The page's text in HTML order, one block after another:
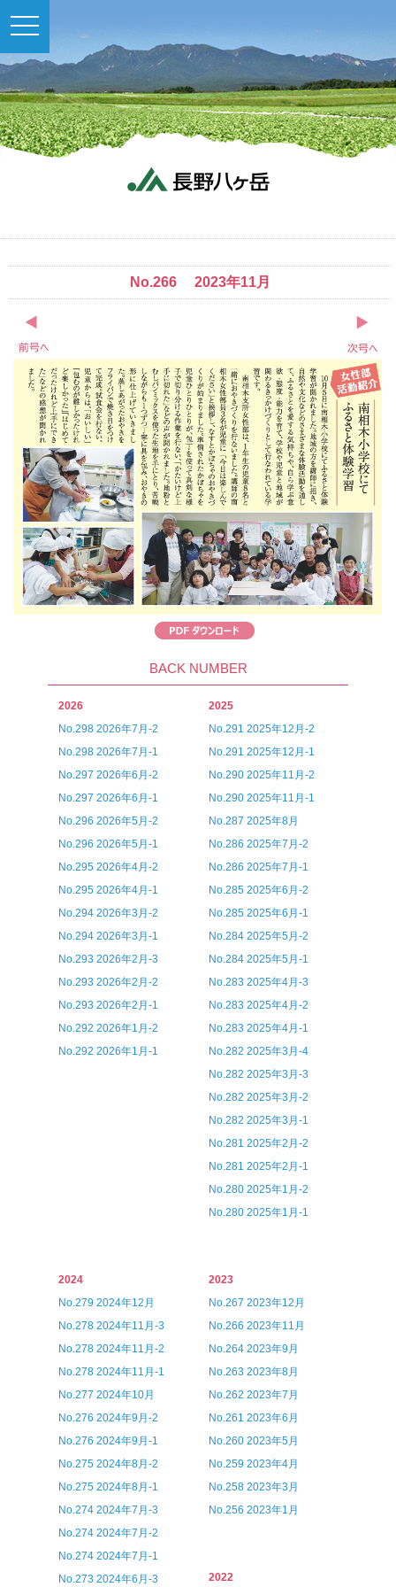
toggle
navigation
No.266 2023年11月
BACK NUMBER
2026
No.298 2026年7月-2
No.298 2026年7月-1
No.297 2026年6月-2
No.297 2026年6月-1
No.296 2026年5月-2
No.296 2026年5月-1
No.295 2026年4月-2
No.295 2026年4月-1
No.294 2026年3月-2
No.294 2026年3月-1
No.293 2026年2月-3
No.293 2026年2月-2
No.293 2026年2月-1
No.292 2026年1月-2
No.292 2026年1月-1
2025
No.291 2025年12月-2
No.291 2025年12月-1
No.290 2025年11月-2
No.290 2025年11月-1
No.287 2025年8月
No.286 2025年7月-2
No.286 2025年7月-1
No.285 2025年6月-2
No.285 2025年6月-1
No.284 2025年5月-2
No.284 2025年5月-1
No.283 2025年4月-3
No.283 2025年4月-2
No.283 2025年4月-1
No.282 2025年3月-4
No.282 2025年3月-3
No.282 2025年3月-2
No.282 2025年3月-1
No.281 2025年2月-2
No.281 2025年2月-1
No.280 2025年1月-2
No.280 2025年1月-1
2024
No.279 2024年12月
No.278 2024年11月-3
No.278 2024年11月-2
No.278 2024年11月-1
No.277 2024年10月
No.276 2024年9月-2
No.276 2024年9月-1
No.275 2024年8月-2
No.275 2024年8月-1
No.274 2024年7月-3
No.274 2024年7月-2
No.274 2024年7月-1
No.273 2024年6月-3
2023
No.267 2023年12月
No.266 2023年11月
No.264 2023年9月
No.263 2023年8月
No.262 2023年7月
No.261 2023年6月
No.260 2023年5月
No.259 2023年4月
No.258 2023年3月
No.256 2023年1月
2022